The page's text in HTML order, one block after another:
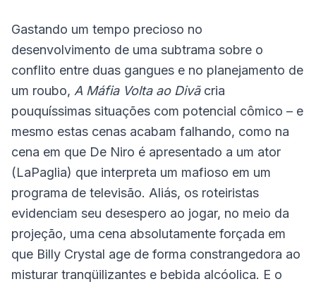
Gastando um tempo precioso no
desenvolvimento de uma subtrama sobre o
conflito entre duas gangues e no planejamento de
um roubo, A Máfia Volta ao Divãcria
pouquíssimas situações com potencial cômico – e
mesmo estas cenas acabam falhando, como na
cena em que De Niro é apresentado a um ator
(LaPaglia) que interpreta um mafioso em um
programa de televisão. Aliás, os roteiristas
evidenciam seu desespero ao jogar, no meio da
projeção, uma cena absolutamente forçada em
que Billy Crystal age de forma constrangedora ao
misturar tranqüilizantes e bebida alcóolica. E o